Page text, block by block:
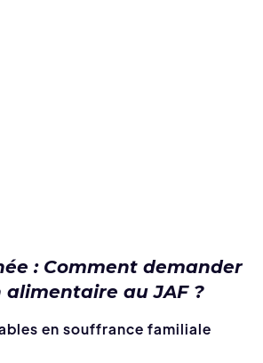
: Comment demander
alimentaire au JAF ?
en souffrance familiale